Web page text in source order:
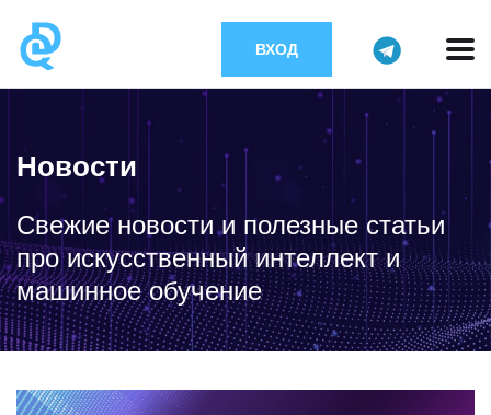
ВХОД
Новости
Свежие новости и полезные статьи
про искусственный интеллект и
машинное обучение